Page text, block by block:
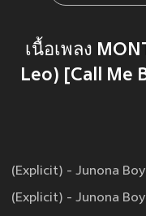
เนื้อเพลง
Leo) [Call Me
(Explicit) - Junona
(Explicit) - Junona